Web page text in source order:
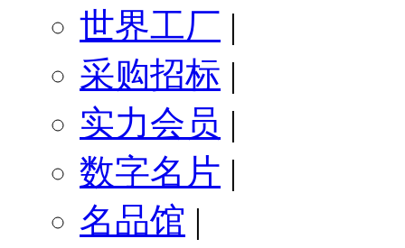
世界工厂 |
采购招标 |
实力会员 |
数字名片 |
名品馆 |